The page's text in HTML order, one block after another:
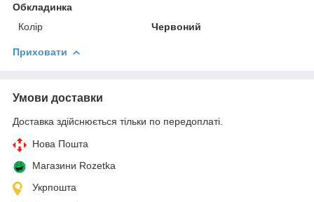
Обкладинка
Колір
Червоний
Приховати
Умови доставки
Доставка здійснюється тільки по передоплаті.
Нова Пошта
Магазини Rozetka
Укрпошта